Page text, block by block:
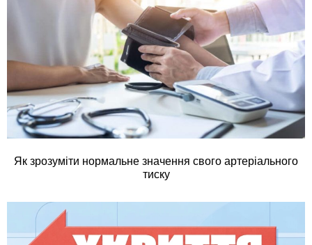
Як зрозуміти нормальне значення свого артеріального
тиску